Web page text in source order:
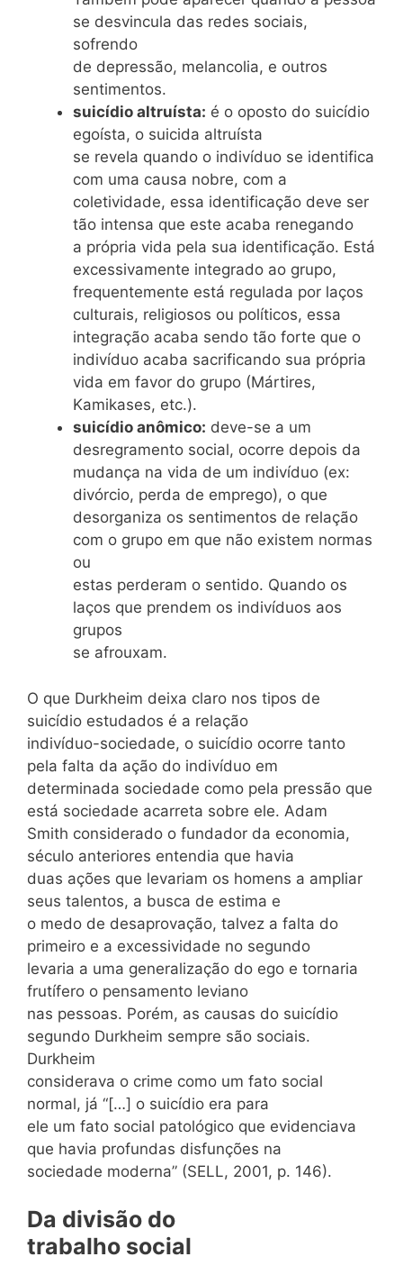
se desvincula das redes sociais,
sofrendo
de depressão, melancolia, e outros
sentimentos.
suicídio altruísta: é o oposto do suicídio
egoísta, o suicida altruísta
se revela quando o indivíduo se identifica
com uma causa nobre, com a
coletividade, essa identificação deve ser
tão intensa que este acaba renegando
a própria vida pela sua identificação. Está
excessivamente integrado ao grupo,
frequentemente está regulada por laços
culturais, religiosos ou políticos, essa
integração acaba sendo tão forte que o
indivíduo acaba sacrificando sua própria
vida em favor do grupo (Mártires,
Kamikases, etc.).
suicídio anômico: deve-se a um
desregramento social, ocorre depois da
mudança na vida de um indivíduo (ex:
divórcio, perda de emprego), o que
desorganiza os sentimentos de relação
com o grupo em que não existem normas
ou
estas perderam o sentido. Quando os
laços que prendem os indivíduos aos
grupos
se afrouxam.
O que Durkheim deixa claro nos tipos de
suicídio estudados é a relação
indivíduo-sociedade, o suicídio ocorre tanto
pela falta da ação do indivíduo em
determinada sociedade como pela pressão que
está sociedade acarreta sobre ele. Adam
Smith considerado o fundador da economia,
século anteriores entendia que havia
duas ações que levariam os homens a ampliar
seus talentos, a busca de estima e
o medo de desaprovação, talvez a falta do
primeiro e a excessividade no segundo
levaria a uma generalização do ego e tornaria
frutífero o pensamento leviano
nas pessoas. Porém, as causas do suicídio
segundo Durkheim sempre são sociais.
Durkheim
considerava o crime como um fato social
normal, já “[…] o suicídio era para
ele um fato social patológico que evidenciava
que havia profundas disfunções na
sociedade moderna” (SELL, 2001, p. 146).
Da divisão do
trabalho social